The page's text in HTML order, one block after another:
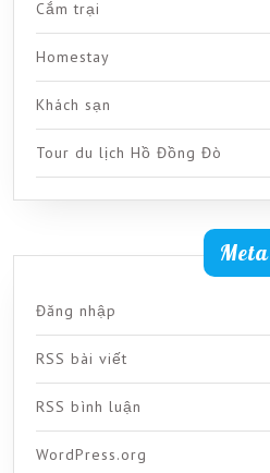
Cắm trại
Homestay
Khách sạn
Tour du lịch Hồ Đồng Đò
Meta
Đăng nhập
RSS bài viết
RSS bình luận
WordPress.org